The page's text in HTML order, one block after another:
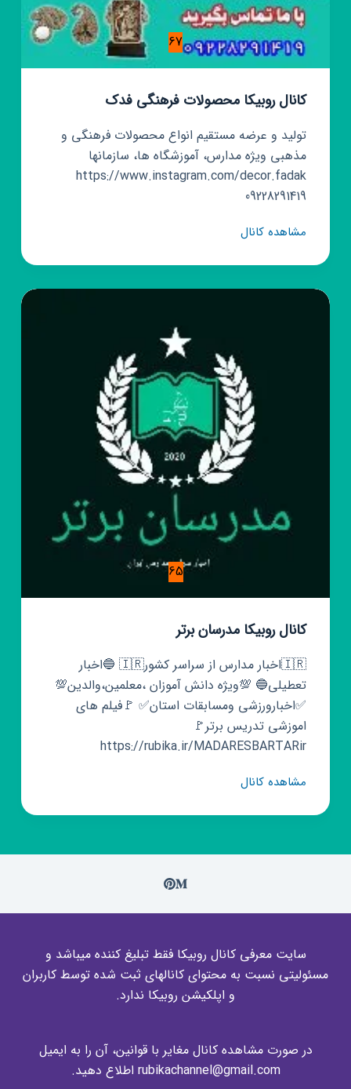
67
کانال روبیکا محصولات فرهنگی فدک
تولید و عرضه مستقیم انواع محصولات فرهنگی و
مذهبی ویژه مدارس، آموزشگاه ها، سازمانها
https://www.instagram.com/decor.fadak
09228291419
مشاهده کانالکانال
محصولات
فرهنگی
65
کانال روبیکا مدرسان برتر
🇮🇷اخبار مدارس از سراسر کشور🇮🇷 🔵اخبار
تعطیلی🔵 💯ویژه دانش آموزان ،معلمین،والدین💯
✅اخبارورزشی ومسابقات استان✅ 🚩فیلم های
اموزشی تدریس برتر🚩
https://rubika.ir/MADARESBARTARir
مشاهده کانالکانال
مدرسان
سایت معرفی کانال روبیکا فقط تبلیغ کننده میباشد و
مسئولیتی نسبت به محتوای کانالهای ثبت شده توسط کاربران
و اپلکیشن روبیکا ندارد.
در صورت مشاهده کانال مغایر با قوانین، آن را به ایمیل
rubikachannel@gmail.com اطلاع دهید.